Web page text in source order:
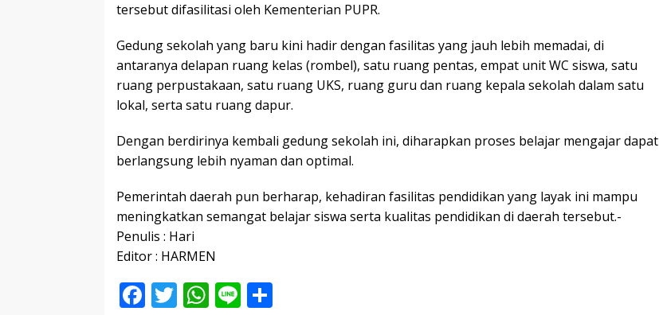
tersebut difasilitasi oleh Kementerian PUPR.
Gedung sekolah yang baru kini hadir dengan fasilitas yang jauh lebih memadai, di
antaranya delapan ruang kelas (rombel), satu ruang pentas, empat unit WC siswa, satu
ruang perpustakaan, satu ruang UKS, ruang guru dan ruang kepala sekolah dalam satu
lokal, serta satu ruang dapur.
Dengan berdirinya kembali gedung sekolah ini, diharapkan proses belajar mengajar dapat
berlangsung lebih nyaman dan optimal.
Pemerintah daerah pun berharap, kehadiran fasilitas pendidikan yang layak ini mampu
meningkatkan semangat belajar siswa serta kualitas pendidikan di daerah tersebut.-
Penulis : Hari
Editor : HARMEN
F T W Li